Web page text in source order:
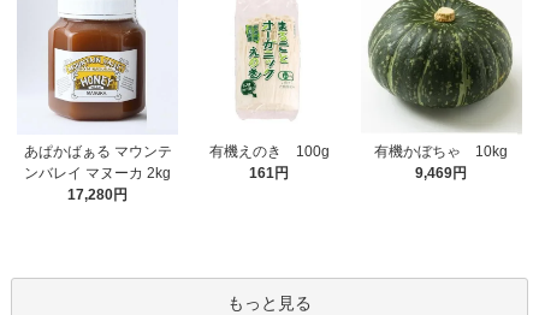
あぱかばぁる マウンテ
ンバレイ マヌーカ 2kg
17,280円
有機えのき 100g
161円
有機かぼちゃ 10kg
9,469円
もっと見る